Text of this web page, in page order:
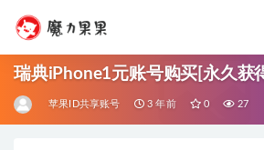
瑞典iPhone1元账号购买[永久获
苹果ID共享账号 3 年前 0 27